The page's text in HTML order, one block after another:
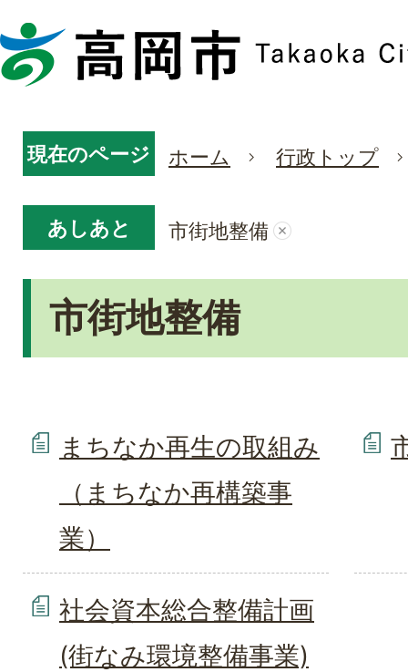
現在のページ ホーム 行政トップ
あしあと 市街地整備
市街地整備
まちなか再生の取組み
（まちなか再構築事
業）
社会資本総合整備計画
(街なみ環境整備事業)